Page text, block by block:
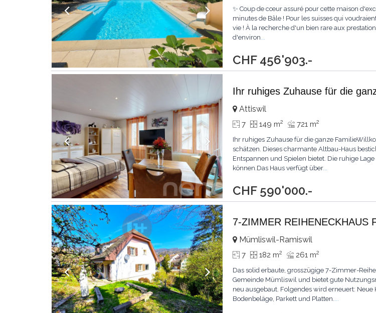
CHF 456'903.-
✨ Coup de cœur assuré pour cette maison
minutes de Bâle ! Pour les suisses qui
vie ! À la recherche d'un bien rare aux
d'environ...
Ihr ruhiges Zuhause für die
CHF 590'000.-
Attiswil
7 149 m2 721 m2
Ihr ruhiges Zuhause für die ganze
schätzen. Dieses charmante Altbau-Haus
Entspannen und Spielen bietet. Die ruhige
können.Das Haus verfügt über...
7-ZIMMER REIHENECKHAUS
Mümliswil-Ramiswil
7 182 m2 261 m2
Das solid erbaute, grosszügige 7-Zimmer-
Gemeinde Mümliswil und bietet gute
neu ausgebaut. Folgendes wird erneuert: Neue
Bodenbeläge, Parkett und Platten....